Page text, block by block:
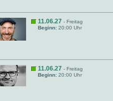
11.06.27 - Freitag
Beginn: 20:00 Uhr
11.06.27 - Freitag
Beginn: 20:00 Uhr